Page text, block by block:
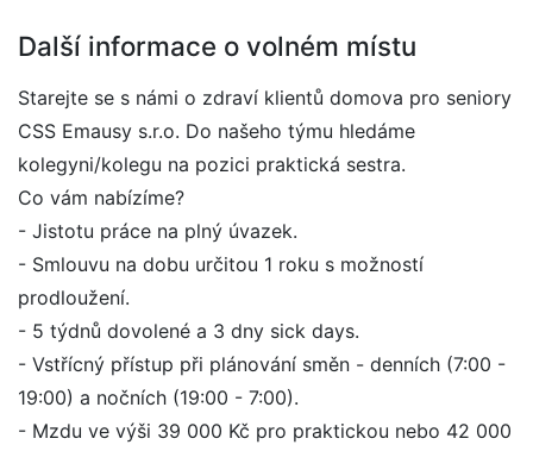
Další informace o volném místu
Starejte se s námi o zdraví klientů domova pro seniory
CSS Emausy s.r.o. Do našeho týmu hledáme
kolegyni/kolegu na pozici praktická sestra.
Co vám nabízíme?
- Jistotu práce na plný úvazek.
- Smlouvu na dobu určitou 1 roku s možností
prodloužení.
- 5 týdnů dovolené a 3 dny sick days.
- Vstřícný přístup při plánování směn - denních (7:00 -
19:00) a nočních (19:00 - 7:00).
- Mzdu ve výši 39 000 Kč pro praktickou nebo 42 000